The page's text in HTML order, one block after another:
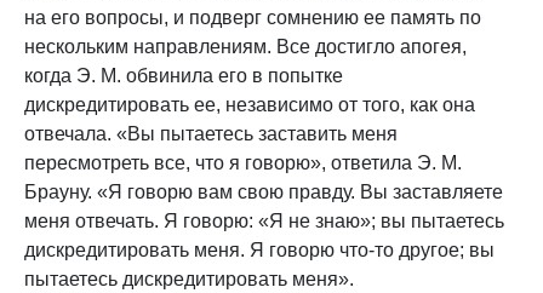
на его вопросы, и подверг сомнению ее память по
нескольким направлениям. Все достигло апогея,
когда Э. М. обвинила его в попытке
дискредитировать ее, независимо от того, как она
отвечала. «Вы пытаетесь заставить меня
пересмотреть все, что я говорю», ответила Э. М.
Брауну. «Я говорю вам свою правду. Вы заставляете
меня отвечать. Я говорю: «Я не знаю»; вы пытаетесь
дискредитировать меня. Я говорю что-то другое; вы
пытаетесь дискредитировать меня».